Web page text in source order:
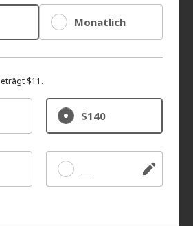
Monatlich
$11.
$140
Sonstige